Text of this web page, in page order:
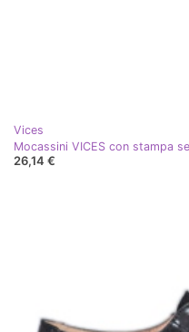
Vices
Mocassini VICES con stampa
26,14 €